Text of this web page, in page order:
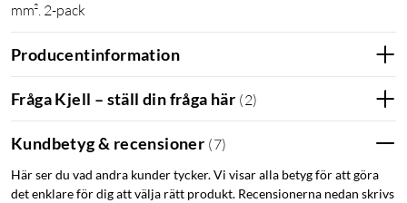
mm². 2-pack
Producentinformation
Fråga Kjell – ställ din fråga här (2)
Kundbetyg & recensioner (7)
Här ser du vad andra kunder tycker. Vi visar alla betyg för att göra
det enklare för dig att välja rätt produkt. Recensionerna nedan skrivs